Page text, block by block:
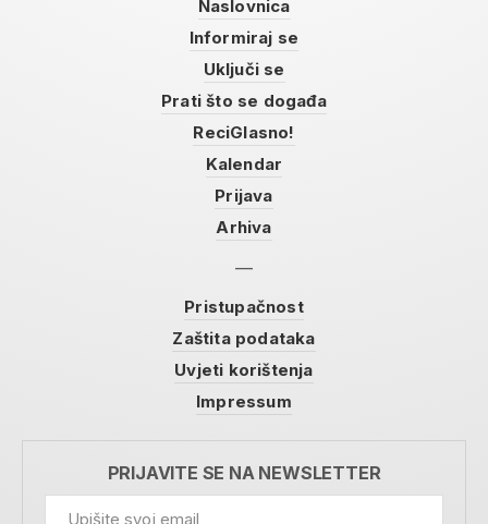
Naslovnica
Informiraj se
Uključi se
Prati što se događa
ReciGlasno!
Kalendar
Prijava
Arhiva
Pristupačnost
Zaštita podataka
Uvjeti korištenja
Impressum
PRIJAVITE SE NA NEWSLETTER